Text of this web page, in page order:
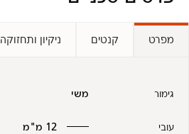
מפרט קנטים ניקיון ותחזוקה
גימור משי
עובי 12 מ"מ